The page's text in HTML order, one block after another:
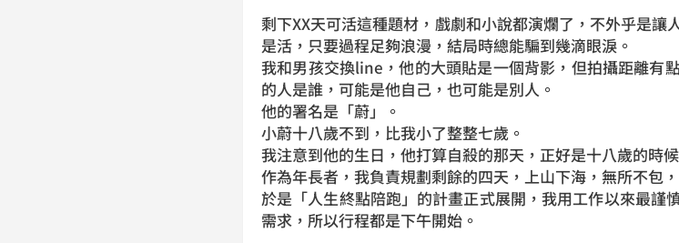
剩下XX天可活這種題材，戲劇和小說都演爛了，不外乎是
是活，只要過程足夠浪漫，結局時總能騙到幾滴眼淚。
我和男孩交換line，他的大頭貼是一個背影，但拍攝距離有
的人是誰，可能是他自己，也可能是別人。
他的署名是「蔚」。
小蔚十八歲不到，比我小了整整七歲。
我注意到他的生日，他打算自殺的那天，正好是十八歲的時候
作為年長者，我負責規劃剩餘的四天，上山下海，無所不包
於是「人生終點陪跑」的計畫正式展開，我用工作以來最謹
需求，所以行程都是下午開始。